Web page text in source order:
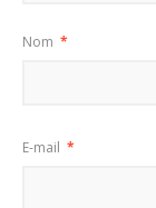
Nom *
E-mail *